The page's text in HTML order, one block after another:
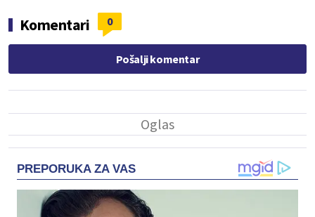
Komentari 0
Pošalji komentar
PREPORUKA ZA VAS